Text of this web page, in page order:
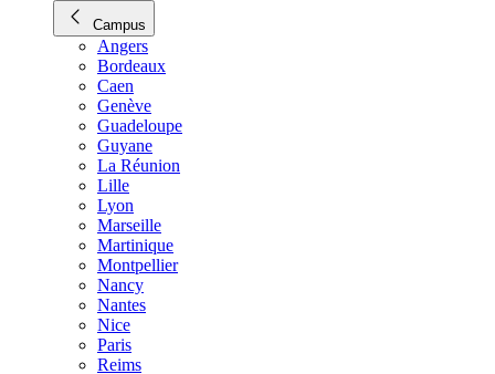
Campus
Angers
Bordeaux
Caen
Genève
Guadeloupe
Guyane
La Réunion
Lille
Lyon
Marseille
Martinique
Montpellier
Nancy
Nantes
Nice
Paris
Reims